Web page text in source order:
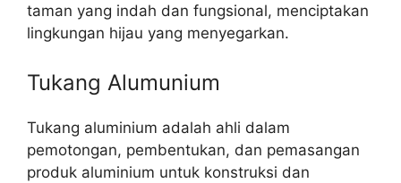
taman yang indah dan fungsional, menciptakan
lingkungan hijau yang menyegarkan.
Tukang Alumunium
Tukang aluminium adalah ahli dalam
pemotongan, pembentukan, dan pemasangan
produk aluminium untuk konstruksi dan